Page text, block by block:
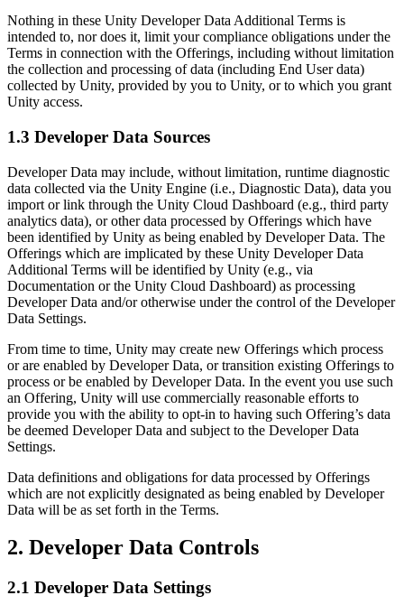
Nothing in these Unity Developer Data Additional Terms is
intended to, nor does it, limit your compliance obligations under the
Terms in connection with the Offerings, including without limitation
the collection and processing of data (including End User data)
collected by Unity, provided by you to Unity, or to which you grant
Unity access.
1.3 Developer Data Sources
Developer Data may include, without limitation, runtime diagnostic
data collected via the Unity Engine (i.e., Diagnostic Data), data you
import or link through the Unity Cloud Dashboard (e.g., third party
analytics data), or other data processed by Offerings which have
been identified by Unity as being enabled by Developer Data. The
Offerings which are implicated by these Unity Developer Data
Additional Terms will be identified by Unity (e.g., via
Documentation or the Unity Cloud Dashboard) as processing
Developer Data and/or otherwise under the control of the Developer
Data Settings.
From time to time, Unity may create new Offerings which process
or are enabled by Developer Data, or transition existing Offerings to
process or be enabled by Developer Data. In the event you use such
an Offering, Unity will use commercially reasonable efforts to
provide you with the ability to opt-in to having such Offering’s data
be deemed Developer Data and subject to the Developer Data
Settings.
Data definitions and obligations for data processed by Offerings
which are not explicitly designated as being enabled by Developer
Data will be as set forth in the Terms.
2. Developer Data Controls
2.1 Developer Data Settings